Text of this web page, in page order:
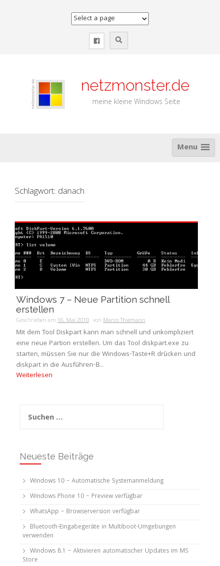
netzmonster.de
meine kleine Windows Seite
Menu
Schlagwort: danach
Windows 7 – Neue Partition schnell
erstellen
Geschrieben am 16. Mai 2010 von Marco Thiemann
Mit dem Tool Diskpart kann man schnell und unkompliziert
eine neue Partion erstellen. Um das Tool diskpart.exe zu
starten, müssen Sie nur die Windows-Taste+R drücken und
diskpart in die Ausführen-B...
Weiterlesen
nach:
Neueste Beiträge
Windows 10 – Automatische Systemanmeldung
Windows Phone 10 – Preview verfügbar
WhatsApp – Browserversion verfügbar
Bluetooth-Eingabegeräte in Multiboot-Umgebungen
verwenden
Windows 8.1 – Aktivieren automatischer Updates im MS
Store